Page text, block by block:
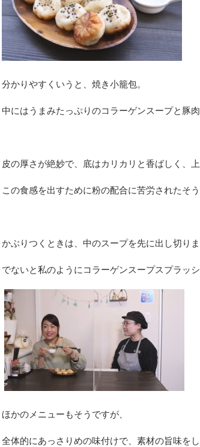
分かりやすくいうと、焼き小籠包。
中にはうまみたっぷりのコラーゲンスープと豚
皮の厚さが絶妙で、底はカリカリと香ばしく、上
この食感を出すために粉の配合に苦労されたそう
かぶりつくときは、中のスープを先に出し切りま
でないと私のようにコラーゲンスープスプラッ
ほかのメニューもそうですが、
全体的にあっさりめの味付けで、素材の旨味をし